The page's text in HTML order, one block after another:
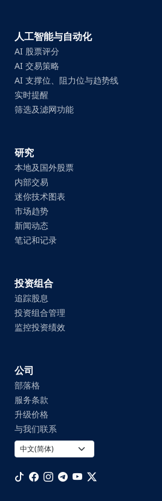
人工智能与自动化
AI 股票评分
AI 交易策略
AI 支撑位、阻力位与趋势线
实时提醒
筛选及滤网功能
研究
本地及国外股票
内部交易
迷你技术图表
市场趋势
新闻动态
笔记和记录
投资组合
追踪股息
投资组合管理
监控投资绩效
公司
部落格
服务条款
升级价格
与我们联系